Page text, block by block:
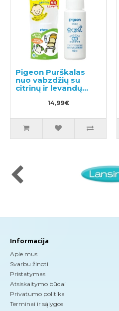
Pigeon Purškalas
nuo vabzdžių su
citrinų ir levandų
aliejaus ekstraktu
14,99€
Informacija
Apie mus
Svarbu žinoti
Pristatymas
Atsiskaitymo būdai
Privatumo politika
Terminai ir sąlygos